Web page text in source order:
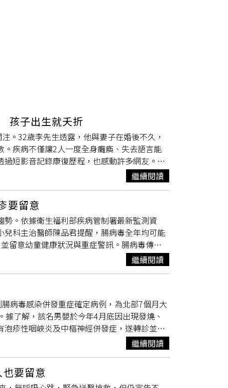
孩子出生就夭折
。32歲李先生透露，他與妻子在婚後不久，
。疾病不僅讓2人一度全身癱瘓、失去語言能
短影音記錄康復歷程，也感動許多網友。
後墜入愛河，一人從事銷售工作、一人擔任客
原以為人生正朝幸福方向前進，沒想到命運卻
，隨後更陸續出現視線模糊、重影、四肢麻
，也失去吞嚥能力，只能靠喝牛奶維生，體
時一度被誤診為腦梗塞，接受相關治療後病
氏腦幹腦炎。李先生坦言，若當初沒有誤診，
90後新婚夫妻近日在社群平台分享罹患罕見
的妻子也出現相同症狀。夫妻倆原本希望保
的不只是身體折磨，還有沉重經濟壓力。李
約20萬元債務，2人又因病失去工作能力，家
過拍攝短影音分享復健過程，也透過直播與
也從網友的鼓勵中獲得繼續堅持下去的力
等。李先生表示，自己原本嘴巴無法閉合、
子雖然仍無法說話，但已能慢慢進食。儘管
目前無法開口說話，但彼此之間依然有著外
1年，就共同經歷生死與苦難，也讓2人真正
繼續閱讀
要留意
。依據衛生福利部疾病管制署最新監測資
科主治醫師陳品君提醒，腸病毒全年均可能
留意幼童健康狀況與重症警訊。腸病毒傳染
、接觸病童口鼻分泌物或被污染的物品傳
見症狀包括發燒、喉嚨痛、口腔潰瘍，以及手
能併發腦炎、
即送醫陳品君醫師強調，雖然多數腸病毒感
治療，可能危及生命。腸病毒感染後若發展為
品君提出腸病毒重症五大警訊：嗜睡、意識
肉抽動若出現上述症狀，應立即送往具備兒
君醫師提醒，目前國內已有針對腸病毒71型
疫苗則可降低感染後發生重症的風險。建議
種對象：2個月至6歲幼童接種劑數：依疫苗
落實日常防護 降低感染機率為降低腸病毒感
繼續閱讀
病毒感染併發重症確定病例，為北部7個月大
了解，該名男嬰於今年4月底因出現發燒、
疹性咽峽炎及中樞神經併發症，遂轉診並收
染克沙奇A2型併發重症，所幸經治療後症狀改
分別感染克沙奇A2型及A10型，皆為未滿1歲
近期疫情呈持續上升趨勢，研判國內疫情傳
狀之腸病毒A71型及D68型，為零星檢出且
繼續閱讀
要留意